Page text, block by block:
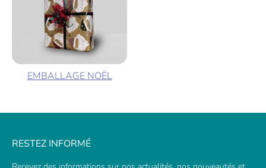
EMBALLAGE NOËL
RESTEZ INFORMÉ